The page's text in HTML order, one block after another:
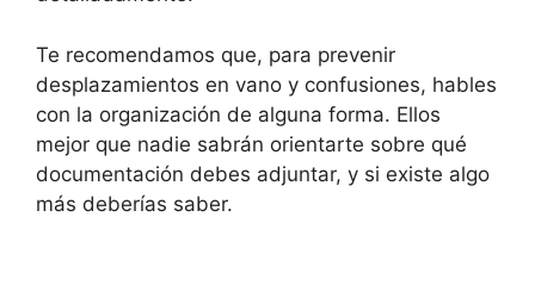
Te recomendamos que, para prevenir
desplazamientos en vano y confusiones, hables
con la organización de alguna forma. Ellos
mejor que nadie sabrán orientarte sobre qué
documentación debes adjuntar, y si existe algo
más deberías saber.